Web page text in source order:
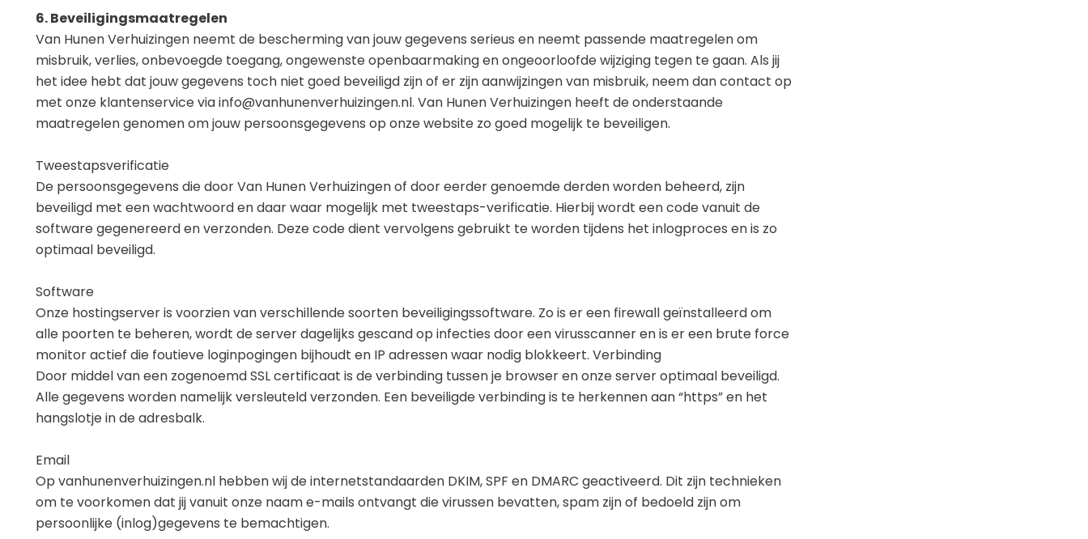
6. Beveiligingsmaatregelen
Van Hunen Verhuizingen neemt de bescherming van jouw gegevens serieus en neemt passende maatregelen om
misbruik, verlies, onbevoegde toegang, ongewenste openbaarmaking en ongeoorloofde wijziging tegen te gaan. Als jij
het idee hebt dat jouw gegevens toch niet goed beveiligd zijn of er zijn aanwijzingen van misbruik, neem dan contact op
met onze klantenservice via info@vanhunenverhuizingen.nl. Van Hunen Verhuizingen heeft de onderstaande
maatregelen genomen om jouw persoonsgegevens op onze website zo goed mogelijk te beveiligen.
Tweestapsverificatie
De persoonsgegevens die door Van Hunen Verhuizingen of door eerder genoemde derden worden beheerd, zijn
beveiligd met een wachtwoord en daar waar mogelijk met tweestaps-verificatie. Hierbij wordt een code vanuit de
software gegenereerd en verzonden. Deze code dient vervolgens gebruikt te worden tijdens het inlogproces en is zo
optimaal beveiligd.
Software
Onze hostingserver is voorzien van verschillende soorten beveiligingssoftware. Zo is er een firewall geïnstalleerd om
alle poorten te beheren, wordt de server dagelijks gescand op infecties door een virusscanner en is er een brute force
monitor actief die foutieve loginpogingen bijhoudt en IP adressen waar nodig blokkeert. Verbinding
Door middel van een zogenoemd SSL certificaat is de verbinding tussen je browser en onze server optimaal beveiligd.
Alle gegevens worden namelijk versleuteld verzonden. Een beveiligde verbinding is te herkennen aan “https” en het
hangslotje in de adresbalk.
Email
Op vanhunenverhuizingen.nl hebben wij de internetstandaarden DKIM, SPF en DMARC geactiveerd. Dit zijn technieken
om te voorkomen dat jij vanuit onze naam e-mails ontvangt die virussen bevatten, spam zijn of bedoeld zijn om
persoonlijke (inlog)gegevens te bemachtigen.